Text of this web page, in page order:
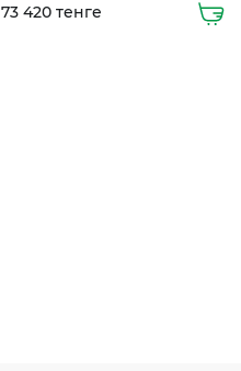
73 420 тенге